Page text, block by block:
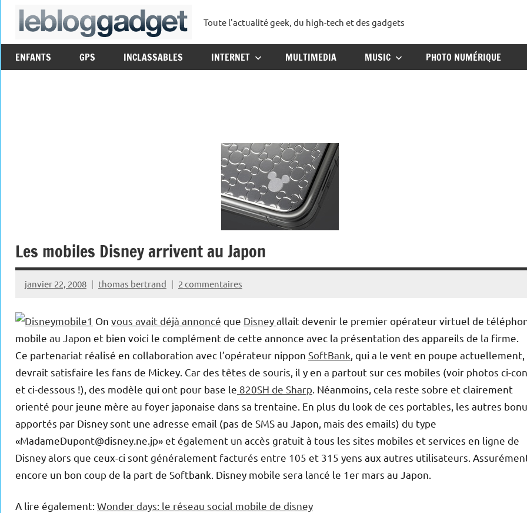
Aller
lebloggadget
Toute l'actualité geek, du high-tech et des gadgets
ENFANTS GPS INCLASSABLES INTERNET MULTIMEDIA MUSIC PHOTO NUMÉRIQUE
Les mobiles Disney arrivent au Japon
janvier 22, 2008 thomas bertrand 2 commentaires
On vous avait déjà annoncé que Disneyallait devenir le premier opérateur virtuel de
mobile au Japon et bien voici le complément de cette annonce avec la présentation des appareils de la firme.
Ce partenariat réalisé en collaboration avec l’opérateur nippon SoftBank , qui a le vent en poupe actuellement,
devrait satisfaire les fans de Mickey. Car des têtes de souris, il y en a partout sur ces mobiles (voir photos ci-
et ci-dessous !), des modèle qui ont pour base le 820SH de Sharp . Néanmoins, cela reste sobre et clairement
orienté pour jeune mère au foyer japonaise dans sa trentaine. En plus du look de ces portables, les autres
apportés par Disney sont une adresse email (pas de SMS au Japon, mais des emails) du type
«MadameDupont@disney.ne.jp» et également un accès gratuit à tous les sites mobiles et services en ligne de
Disney alors que ceux-ci sont généralement facturés entre 105 et 315 yens aux autres utilisateurs.
encore un bon coup de la part de Softbank. Disney mobile sera lancé le 1er mars au Japon.
A lire également: Wonder days: le réseau social mobile de disney